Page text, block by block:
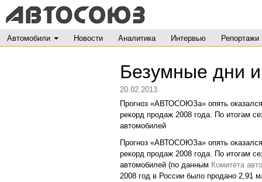
Автомобили Новости Аналитика Интервью Репортажи
Безумные дни
20.02.2013
Прогноз «АВТОСОЮЗа» опять
рекорд продаж 2008 года. По итогам
автомобилей
Прогноз «АВТОСОЮЗа» опять
рекорд продаж 2008 года. По итогам
автомобилей (по данным Комитета
2008 год в России было продано 2,91